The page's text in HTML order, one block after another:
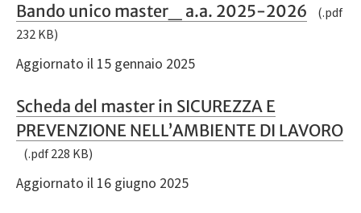
Bando unico master_ a.a. 2025-2026
(.pdf
232 KB)
Aggiornato il 15 gennaio 2025
Scheda del master in SICUREZZA E
PREVENZIONE NELL’AMBIENTE DI LAVORO
(.pdf 228 KB)
Aggiornato il 16 giugno 2025